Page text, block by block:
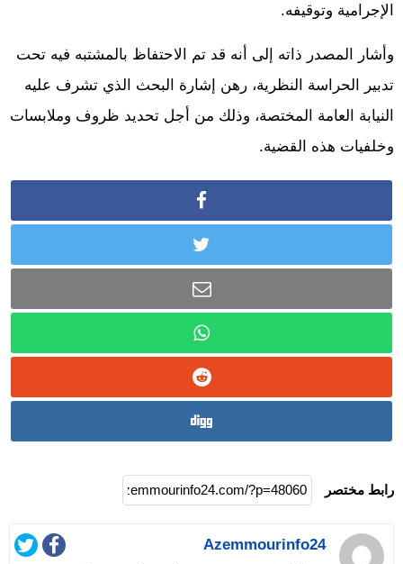
الإجرامية وتوقيفه.
وأشار المصدر ذاته إلى أنه قد تم الاحتفاظ بالمشتبه فيه تحت
تدبير الحراسة النظرية، رهن إشارة البحث الذي تشرف عليه
النيابة العامة المختصة، وذلك من أجل تحديد ظروف وملابسات
وخلفيات هذه القضية.
رابط مختصر
Azemmourinfo24